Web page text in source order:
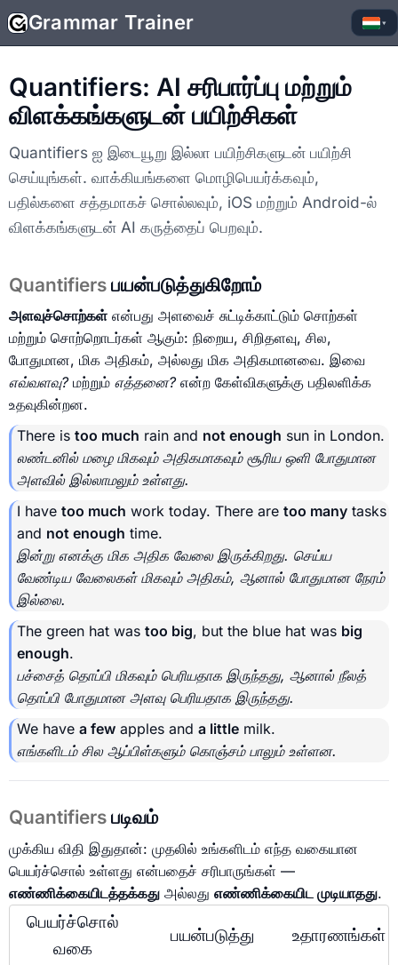
Grammar Trainer ▾
Quantifiers: AI சரிபார்ப்பு மற்றும்
விளக்கங்களுடன் பயிற்சிகள்
Quantifiers ஐ இடையூறு இல்லா பயிற்சிகளுடன் பயிற்சி
செய்யுங்கள். வாக்கியங்களை மொழிபெயர்க்கவும்,
பதில்களை சத்தமாகச் சொல்லவும், iOS மற்றும் Android-ல்
விளக்கங்களுடன் AI கருத்தைப் பெறவும்.
Quantifiers பயன்படுத்துகிறோம்
அளவுச்சொற்கள் என்பது அளவைச் சுட்டிக்காட்டும் சொற்கள்
மற்றும் சொற்றொடர்கள் ஆகும்: நிறைய, சிறிதளவு, சில,
போதுமான, மிக அதிகம், அல்லது மிக அதிகமானவை. இவை
எவ்வளவு?மற்றும் எத்தனை?என்ற கேள்விகளுக்கு பதிலளிக்க
உதவுகின்றன.
There is too much rain and not enough sun in London.
லண்டனில் மழை மிகவும் அதிகமாகவும் சூரிய ஒளி போதுமான
அளவில் இல்லாமலும் உள்ளது.
I have too much work today. There are too many tasks
and not enough time.
இன்று எனக்கு மிக அதிக வேலை இருக்கிறது. செய்ய
வேண்டிய வேலைகள் மிகவும் அதிகம், ஆனால் போதுமான நேரம்
இல்லை.
The green hat was too big, but the blue hat was big
enough.
பச்சைத் தொப்பி மிகவும் பெரியதாக இருந்தது, ஆனால் நீலத்
தொப்பி போதுமான அளவு பெரியதாக இருந்தது.
We have a few apples and a little milk.
எங்களிடம் சில ஆப்பிள்களும் கொஞ்சம் பாலும் உள்ளன.
Quantifiers படிவம்
முக்கிய விதி இதுதான்: முதலில் உங்களிடம் எந்த வகையான
பெயர்ச்சொல் உள்ளது என்பதைச் சரிபாருங்கள் —
எண்ணிக்கையிடத்தக்கது அல்லது எண்ணிக்கையிட முடியாதது.
பெயர்ச்சொல்
வகை
பயன்படுத்து உதாரணங்கள்